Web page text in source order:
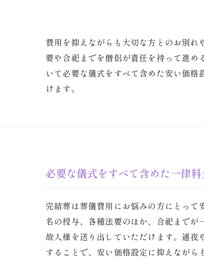
費用を抑えながらも大切な方とのお別
要や合祀までを僧侶が責任を持って進
いて必要な儀式をすべて含めた安い価
けます。
必要な儀式をすべて含めた一律
完結葬は葬儀費用にお悩みの方にとっ
名の授与、各種法要のほか、合祀まで
故人様を送り出していただけます。通
することで、安い価格設定に抑えなが